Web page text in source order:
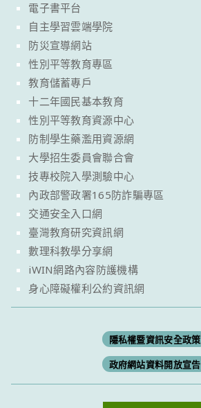
電子書平台
自主學習雲端學院
防災宣導網站
性別平等教育專區
教育儲蓄專戶
十二年國民基本教育
性別平等教育資源中心
防制學生藥濫用資源網
大學招生委員會聯合會
技專校院入學測驗中心
內政部警政署165防詐騙專區
交通安全入口網
臺灣教育研究資訊網
數理科教學分享網
iWIN網路內容防護機構
身心障礙權利公約資訊網
隱私權暨資訊安全政策
政府網站資料開放宣告